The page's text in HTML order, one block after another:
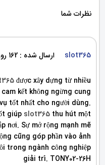
نظرات شما
slot365 ارسال شده : 162 روز پیش
được xây dựng từ nhiều
kết không ngừng cung
tốt nhất cho người dùng.
giúp slot365 thu hút một
nơi. Sự mở rộng mạnh mẽ
cũng góp phần vào ảnh
trong ngành công nghiệp
giải trí. TONY02-26H